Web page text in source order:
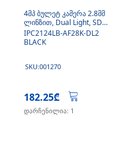
4მპ ბულეტ კამერა 2.8მმ
ლინზით, Dual Light, SD
ბარათით, მიკროფონი (შავი)
IPC2124LB-AF28K-DL2
BLACK
SKU:001270
182.25₾
დარჩენილია: 1